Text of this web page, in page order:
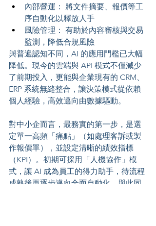
內部營運： 將文件摘要、報價等工
序自動化以釋放人手
風險管理： 有助於內容審核與交易
監測，降低合規風險
與普遍認知不同，AI 的應用門檻已大幅
降低。現今的雲端與 API 模式不僅減少
了前期投入，更能與企業現有的 CRM、
ERP 系統無縫整合，讓決策模式從依賴
個人經驗，高效邁向由數據驅動。
對中小企而言，最務實的第一步，是選
定單一高頻「痛點」（如處理客訴或製
作報價單），並設定清晰的績效指標
（KPI）。初期可採用「人機協作」模
式，讓 AI 成為員工的得力助手，待流程
成熟後再逐步邁向全面自動化。與此同